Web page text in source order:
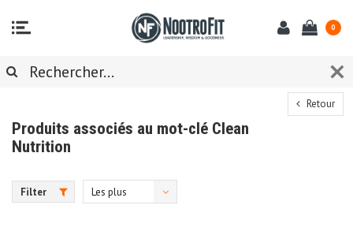
0
Retour
Produits associés au mot-clé Clean
Nutrition
Filter
Les plus